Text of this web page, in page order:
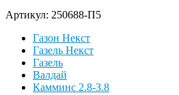
Артикул: 250688-П5
Газон Некст
Газель Некст
Газель
Валдай
Камминс 2.8-3.8